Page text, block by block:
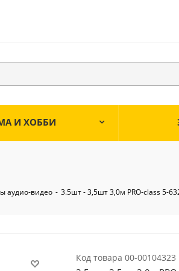
И ХОББИ
аудио-видео - 3.5шт - 3,5шт 3,0м PRO-class 5-
Код товара 00-00104323